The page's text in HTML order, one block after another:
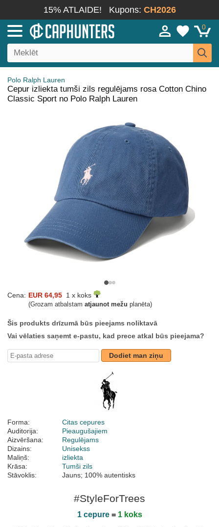
15% ATLAIDE! Kupons: CH2026
0
Polo Ralph Lauren
Cepur izliekta tumši zils regulējams rosa Cotton Chino
Classic Sport no Polo Ralph Lauren
Cena: EUR 64,95 1 x koks
(Grozam atbalstam atjaunot mežu planēta)
Šis produkts drīzumā būs pieejams noliktavā
Vai vēlaties saņemt e-pastu, kad prece atkal būs pieejama?
Dodiet man ziņu
Forma:
Citas cepures
Auditorija:
Pieaugušajiem
Aizvēršana:
Regulējams
Dizains:
Unisekss
Maliņš:
izliekta
Krāsa:
Tumši zils
Stāvoklis:
Jauns; 100% autentisks
#StyleForTrees
1 cepure= 1 koks